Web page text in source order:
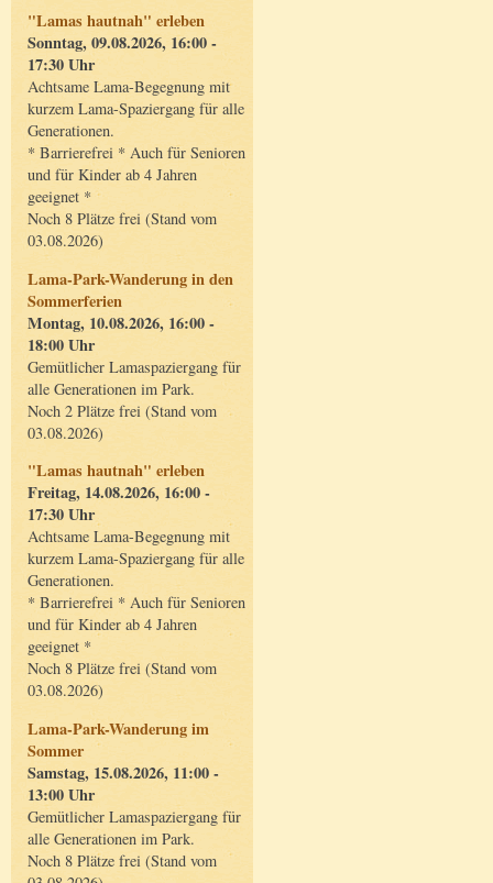
"Lamas hautnah" erleben
Sonntag, 09.08.2026, 16:00 -
17:30 Uhr
Achtsame Lama-Begegnung mit
kurzem Lama-Spaziergang für alle
Generationen.
* Barrierefrei * Auch für Senioren
und für Kinder ab 4 Jahren
geeignet *
Noch 8 Plätze frei (Stand vom
03.08.2026)
Lama-Park-Wanderung in den
Sommerferien
Montag, 10.08.2026, 16:00 -
18:00 Uhr
Gemütlicher Lamaspaziergang für
alle Generationen im Park.
Noch 2 Plätze frei (Stand vom
03.08.2026)
"Lamas hautnah" erleben
Freitag, 14.08.2026, 16:00 -
17:30 Uhr
Achtsame Lama-Begegnung mit
kurzem Lama-Spaziergang für alle
Generationen.
* Barrierefrei * Auch für Senioren
und für Kinder ab 4 Jahren
geeignet *
Noch 8 Plätze frei (Stand vom
03.08.2026)
Lama-Park-Wanderung im
Sommer
Samstag, 15.08.2026, 11:00 -
13:00 Uhr
Gemütlicher Lamaspaziergang für
alle Generationen im Park.
Noch 8 Plätze frei (Stand vom